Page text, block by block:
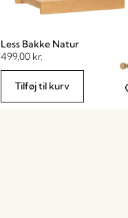
Less Bakke Natur
499,00 kr.
Tilføj til kurv